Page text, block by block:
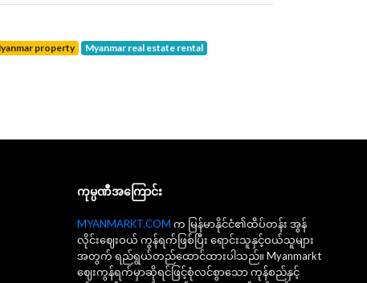
Myanmar property
Myanmar real estate rental
ကုမ္ပဏီအကြောင်း
MYANMARKT.COM က မြန်မာနိုင်ငံ၏ထိပ်တန်း အွန်
လိုင်းဈေးဝယ် ကွန်ရက်ဖြစ်ပြီး ရောင်းသူနှင့်ဝယ်သူများ
အတွက် ရည်ရွယ်တည်ထောင်ထားပါသည်။ Myanmarkt
ဈေးကွန်ရက်မှာဆိုရင်ဖြင့်စုံလင်စွာသော ကုန်စည်နှင့်